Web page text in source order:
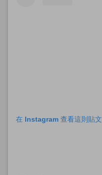
在 Instagram 查看這則貼文